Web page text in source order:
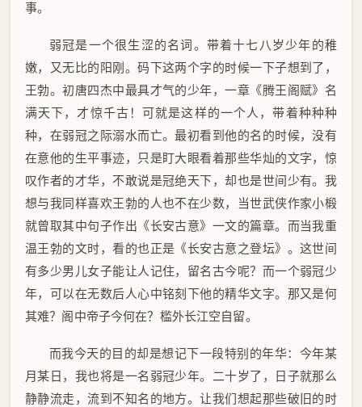
事。
弱冠是一个很生涩的名词。带着十七八岁少年的稚
嫩，又无比的阳刚。码下这两个字的时候一下子想到了，
王勃。初唐四杰中最具才气的少年，一章《腾王阁赋》名
满天下，才惊千古！可就是这样的一个人，带着种种种
种，在弱冠之际溺水而亡。最初看到他的名的时候，没有
在意他的生平事迹，只是盯大眼看着那些华灿的文字，惊
叹作者的才华，不敢说是冠绝天下，却也是世间少有。我
想与我同样喜欢王勃的人也不在少数，当世武侠作家小椴
就曾取其中句子作出《长安古意》一文的篇章。而当我重
温王勃的文时，看的也正是《长安古意之登坛》。这世间
有多少男儿女子能让人记住，留名古今呢？而一个弱冠少
年，可以在无数后人心中铭刻下他的精华文字。那又是何
其难？阁中帝子今何在？槛外长江空自留。
而我今天的目的却是想记下一段特别的年华：今年某
月某日，我也将是一名弱冠少年。二十岁了，日子就那么
静静流走，流到不知名的地方。让我们想起那些破旧的时